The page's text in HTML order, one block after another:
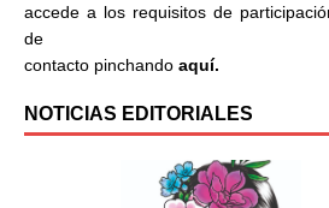
accede a los requisitos de
de
contacto pinchando aquí.
NOTICIAS EDITORIALES